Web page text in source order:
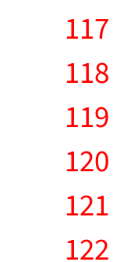
117
118
119
120
121
122